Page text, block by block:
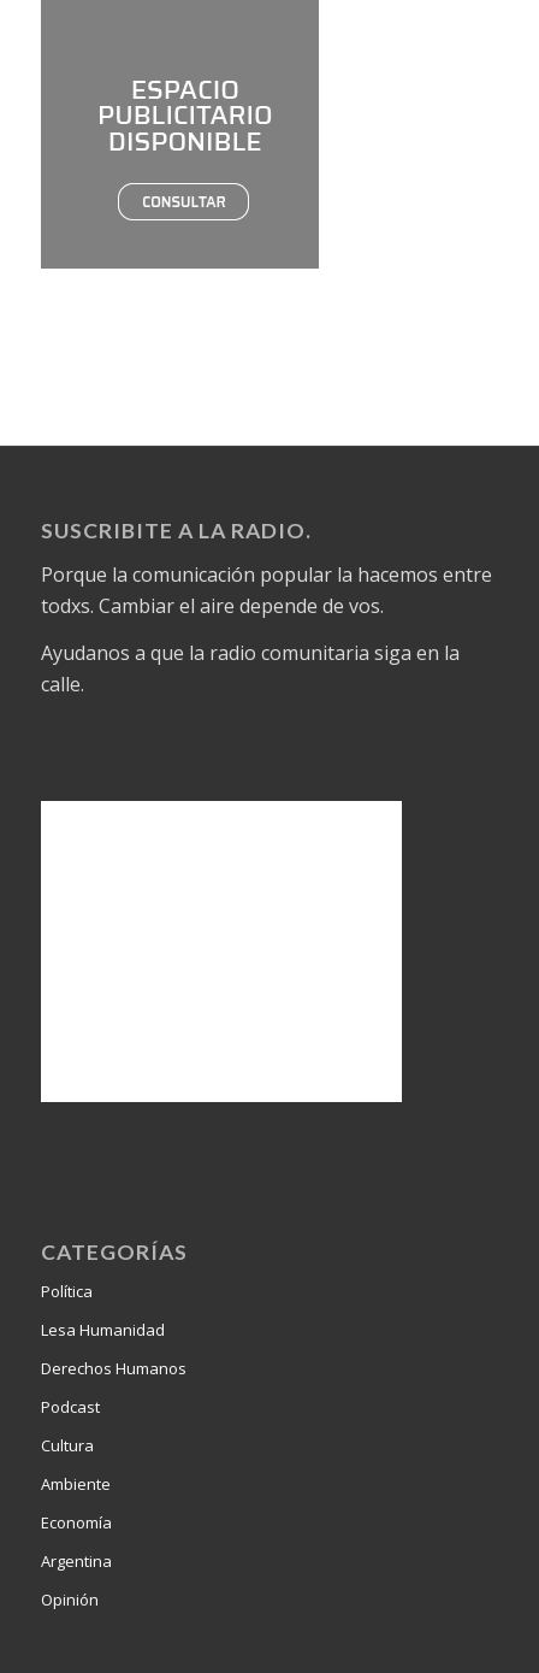
SUSCRIBITE A LA RADIO.
Porque la comunicación popular la hacemos entre
todxs. Cambiar el aire depende de vos.
Ayudanos a que la radio comunitaria siga en la
calle.
CATEGORÍAS
Política
Lesa Humanidad
Derechos Humanos
Podcast
Cultura
Ambiente
Economía
Argentina
Opinión